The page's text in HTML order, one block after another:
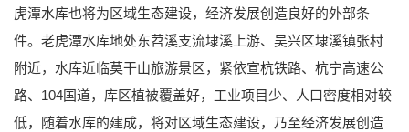
虎潭水库也将为区域生态建设，经济发展创造良好的外部条
件。老虎潭水库地处东苕溪支流埭溪上游、吴兴区埭溪镇张村
附近，水库近临莫干山旅游景区，紧依宣杭铁路、杭宁高速公
路、104国道，库区植被覆盖好，工业项目少、人口密度相对较
低，随着水库的建成，将对区域生态建设，乃至经济发展创造